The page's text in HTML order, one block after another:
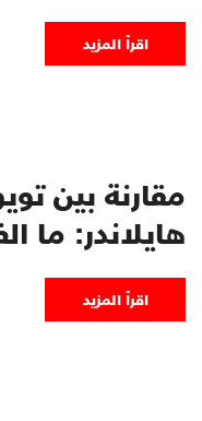
اقرأ المزيد
مقارنة بين
هايلاندر: ما
اقرأ المزيد